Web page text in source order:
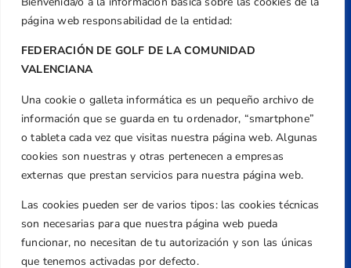
página web responsabilidad de la entidad:
FEDERACIÓN DE GOLF DE LA COMUNIDAD
VALENCIANA
Una cookie o galleta informática es un pequeño archivo de
información que se guarda en tu ordenador, “smartphone”
o tableta cada vez que visitas nuestra página web. Algunas
cookies son nuestras y otras pertenecen a empresas
externas que prestan servicios para nuestra página web.
Las cookies pueden ser de varios tipos: las cookies técnicas
son necesarias para que nuestra página web pueda
funcionar, no necesitan de tu autorización y son las únicas
que tenemos activadas por defecto.
Dirección
Centre de L´Esport, Carrer d'Isaac Peral i
Caballero, Nº 5, Despachos 2 y 3, 46980,
Valencia
+34 961 367 799
Email
federacion@golfcv.com